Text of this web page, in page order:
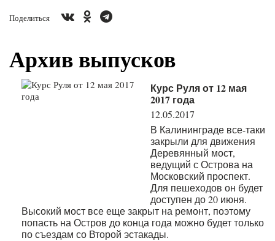
Поделиться
Архив выпусков
Курс Руля от 12 мая
2017 года
12.05.2017
В Калининграде все-таки
закрыли для движения
Деревянный мост,
ведущий с Острова на
Московский проспект.
Для пешеходов он будет
доступен до 20 июня.
Высокий мост все еще закрыт на ремонт, поэтому
попасть на Остров до конца года можно будет только
по съездам со Второй эстакады.